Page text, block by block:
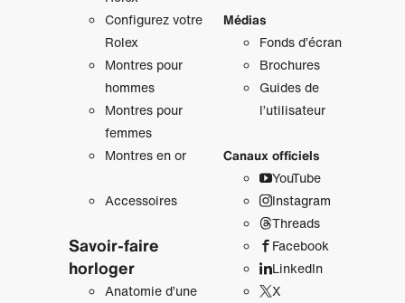
Configurez votre
Rolex
Montres pour
hommes
Montres pour
femmes
Montres en or
Accessoires
Savoir‑faire
horloger
Anatomie d’une
Médias
Fonds d’écran
Brochures
Guides de
l’utilisateur
Canaux officiels
YouTube
Instagram
Threads
Facebook
LinkedIn
X